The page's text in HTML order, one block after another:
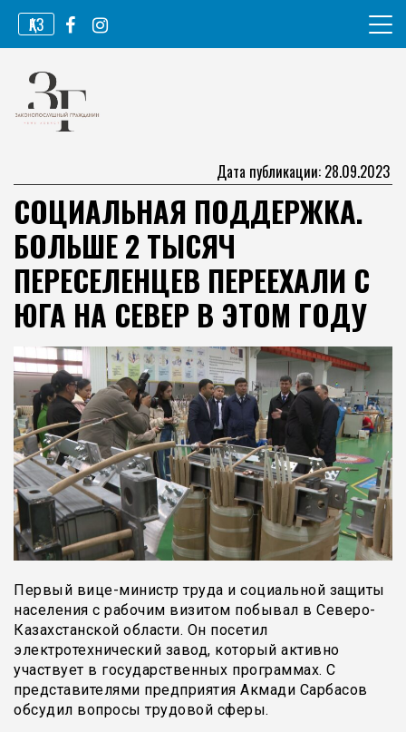
Перейти
содержимому
ҚАЗ
Законопослушный гражданин
Дата публикации: 28.09.2023
СОЦИАЛЬНАЯ ПОДДЕРЖКА.
БОЛЬШЕ 2 ТЫСЯЧ
ПЕРЕСЕЛЕНЦЕВ ПЕРЕЕХАЛИ С
ЮГА НА СЕВЕР В ЭТОМ ГОДУ
Первый вице-министр труда и социальной защиты
населения с рабочим визитом побывал в Северо-
Казахстанской области. Он посетил
электротехнический завод, который активно
участвует в государственных программах. С
представителями предприятия Акмади Сарбасов
обсудил вопросы трудовой сферы.